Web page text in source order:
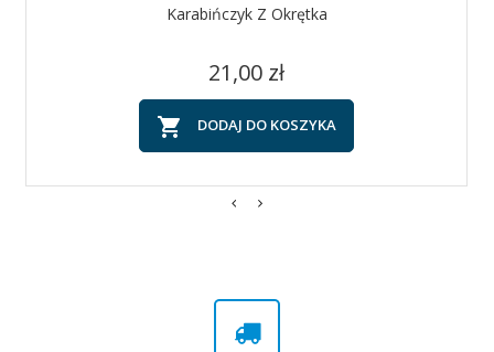
Karabińczyk Z Okrętka
Cena
21,00 zł
 DODAJ DO KOSZYKA